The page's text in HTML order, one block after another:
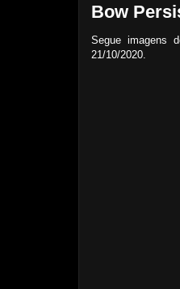
Bow
Segue imagens
21/10/2020.